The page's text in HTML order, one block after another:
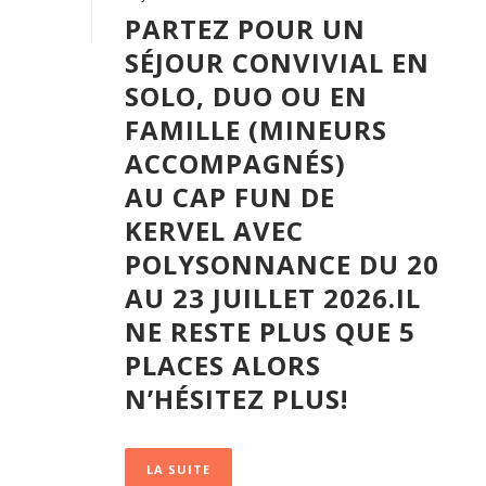
PARTEZ POUR UN
SÉJOUR CONVIVIAL EN
SOLO, DUO OU EN
FAMILLE (MINEURS
ACCOMPAGNÉS)
AU CAP FUN DE
KERVEL AVEC
POLYSONNANCE DU 20
AU 23 JUILLET 2026.IL
NE RESTE PLUS QUE 5
PLACES ALORS
N’HÉSITEZ PLUS!
LA SUITE